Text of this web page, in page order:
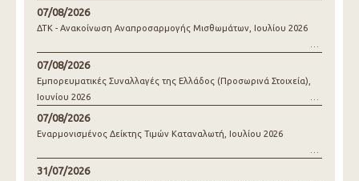
07/08/2026
ΔΤΚ - Ανακοίνωση Αναπροσαρμογής Μισθωμάτων, Ιουλίου 2026
07/08/2026
Εμπορευματικές Συναλλαγές της Ελλάδος (Προσωρινά Στοιχεία),
Ιουνίου 2026
07/08/2026
Εναρμονισμένος Δείκτης Τιμών Καταναλωτή, Ιουλίου 2026
31/07/2026